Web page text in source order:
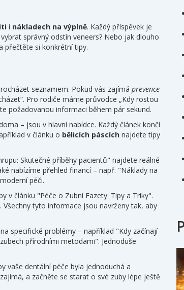
i nákladech na výplně. Každý příspěvek je
správný odstín veneers? Nebo jak dlouho
přečtěte si konkrétní tipy.
seznamem. Pokud vás zajímá prevence
Pro rodiče máme průvodce „Kdy rostou
požadovanou informaci během pár sekund.
– jsou v hlavní nabídce. Každý článek končí
v článku o bělicích páscích najdete tipy
Skutečné příběhy pacientů" najdete reálné
nabízíme přehled financí – např. "Náklady na
péči.
v článku "Péče o Zubní Fazety: Tipy a Triky".
tyto informace jsou navrženy tak, aby
specifické problémy – například "Kdy začínají
přírodními metodami". Jednoduše
vaše dentální péče byla jednoduchá a
a začněte se starat o své zuby lépe ještě